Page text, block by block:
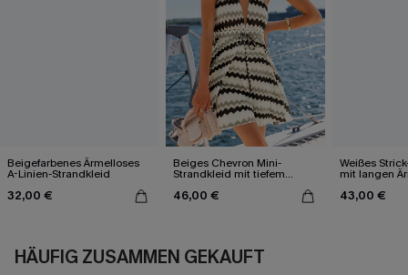
Beigefarbenes Ärmelloses
A-Linien-Strandkleid
32,00 €
Beiges Chevron Mini-
Strandkleid mit tiefem
46,00 €
Weißes
mit langen
43,00 €
HÄUFIG ZUSAMMEN GEKAUFT